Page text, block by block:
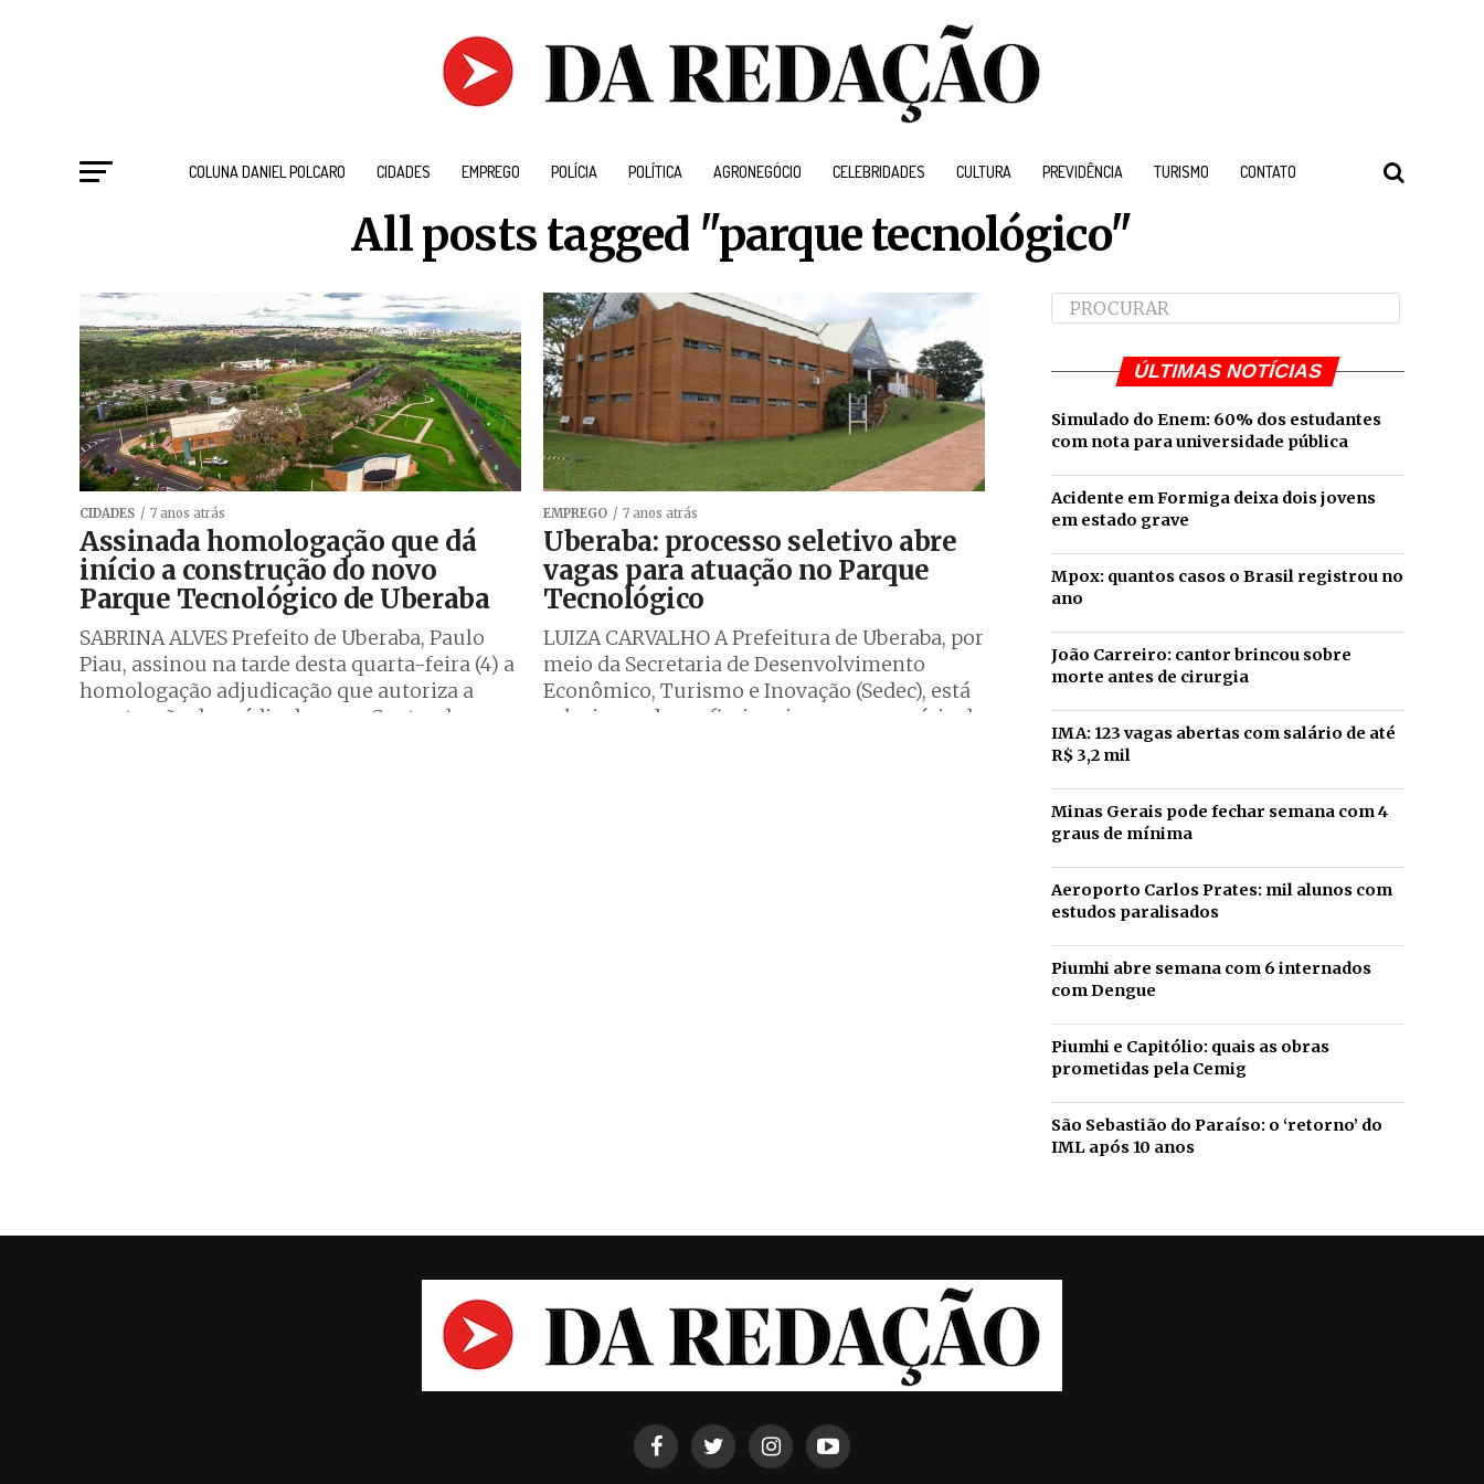
COLUNA DANIEL POLCARO CIDADES EMPREGO POLÍCIA POLÍTICA AGRONEGÓCIO CELEBRIDADES CULTURA PREVIDÊNCIA TURISMO CONTATO
All posts tagged "parque tecnológico"
CIDADES 7 anos atrás
Assinada homologação que dá
início a construção do novo
Parque Tecnológico de Uberaba
SABRINA ALVES Prefeito de Uberaba, Paulo
Piau, assinou na tarde desta quarta-feira (4) a
homologação adjudicação que autoriza a
construção do prédio do novo Centro de...
EMPREGO 7 anos atrás
Uberaba: processo seletivo abre
vagas para atuação no Parque
Tecnológico
LUIZA CARVALHO A Prefeitura de Uberaba, por
meio da Secretaria de Desenvolvimento
Econômico, Turismo e Inovação (Sedec), está
selecionando profissionais para o exercício de
ÚLTIMAS NOTÍCIAS
Simulado do Enem: 60% dos estudantes
com nota para universidade pública
Acidente em Formiga deixa dois jovens
em estado grave
Mpox: quantos casos o Brasil registrou no
ano
João Carreiro: cantor brincou sobre
morte antes de cirurgia
IMA: 123 vagas abertas com salário de até
R$ 3,2 mil
Minas Gerais pode fechar semana com 4
graus de mínima
Aeroporto Carlos Prates: mil alunos com
estudos paralisados
Piumhi abre semana com 6 internados
com Dengue
Piumhi e Capitólio: quais as obras
prometidas pela Cemig
São Sebastião do Paraíso: o ‘retorno’ do
IML após 10 anos